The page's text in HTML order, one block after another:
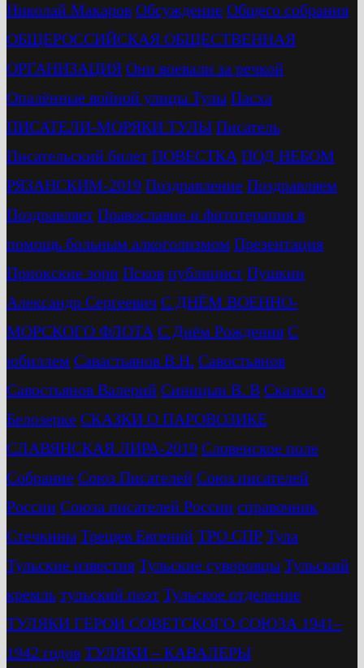
Николай Макаров Обсуждение Общего собрания
ОБЩЕРОССИЙСКАЯ ОБЩЕСТВЕННАЯ
ОРГАНИЗАЦИЯ Они воевали за речкой
Опалённые войной улицы Тулы Пасха
ПИСАТЕЛИ-МОРЯКИ ТУЛЫ Писатель
Писательский билет ПОВЕСТКА ПОД НЕБОМ
РЯЗАНСКИМ-2019 Поздравление Поздравляем
Поздравляет Православие и фитотерапия в
помощь больным алкоголизмом Презентация
Приокские зори Псков публицист Пушкин
Александр Сергеевич С ДНЁМ ВОЕННО-
МОРСКОГО ФЛОТА С Днём Рождения С
юбиллем Савастьянов В.Н. Савостьянов
Савостьянов Валерий Синицын В. В Сказки о
Белозерке СКАЗКИ О ПАРОВОЗИКЕ
СЛАВЯНСКАЯ ЛИРА-2019 Словенское поле
Собрание Союз Писателей Союз писателей
России Союза писателей России справочник
Стечкины Трещев Евгений ТРО СПР Тула
Тульские известия Тульские суворовцы Тульский
кремль тульский поэт Тульское отделение
ТУЛЯКИ ГЕРОИ СОВЕТСКОГО СОЮЗА 1941–
1942 годов ТУЛЯКИ – КАВАЛЕРЫ